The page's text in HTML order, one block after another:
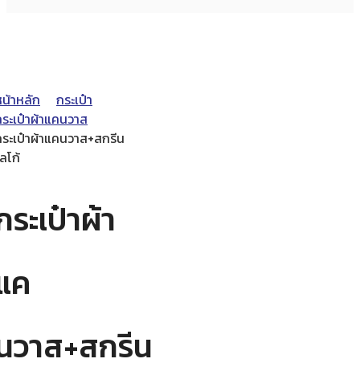
าหลัก
กระเป๋า
ะเป๋าผ้าแคนวาส
ะเป๋าผ้าแคนวาส+สกรีน
โก้
ระเป๋าผ้า
ค
วาส+สกรีน